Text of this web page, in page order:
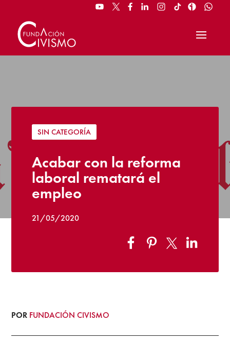
SIN CATEGORÍA
Acabar con la reforma
laboral rematará el
empleo
21/05/2020
POR FUNDACIÓN CIVISMO